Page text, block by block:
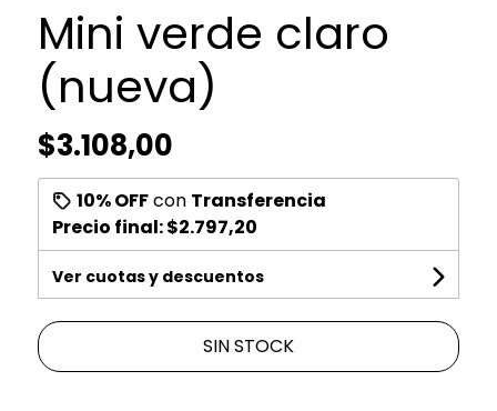
Mini verde claro
(nueva)
$3.108,00
10% OFFcon Transferencia
Precio final:$2.797,20
Ver cuotas y descuentos
SIN STOCK